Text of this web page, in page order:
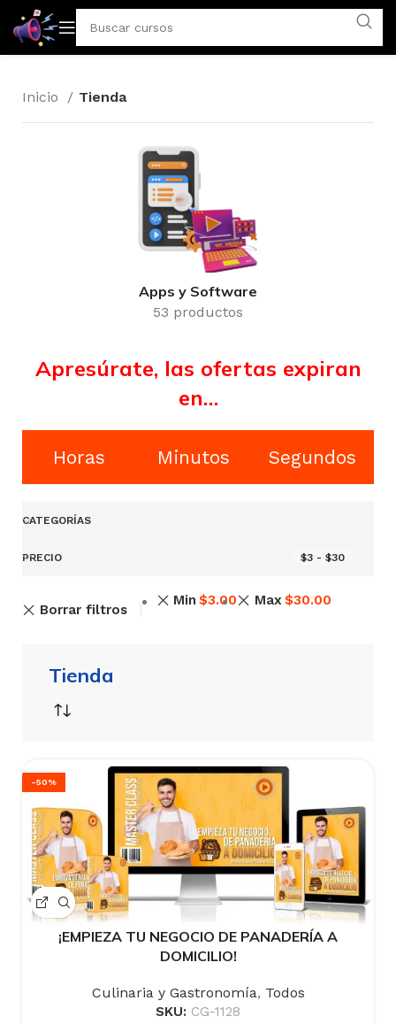
Inicio Tienda
Apps y Software
53 productos
Apresúrate, las ofertas expiran
en…
Horas Minutos Segundos
CATEGORÍAS
PRECIO $3 - $30
Borrar filtros
Min $3.00 Max $30.00
Tienda
-50%
¡EMPIEZA TU NEGOCIO DE PANADERÍA A
DOMICILIO!
Culinaria y Gastronomía, Todos
SKU: CG-1128